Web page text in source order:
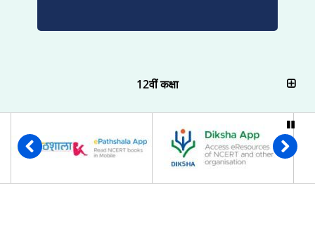
12वीं कक्षा